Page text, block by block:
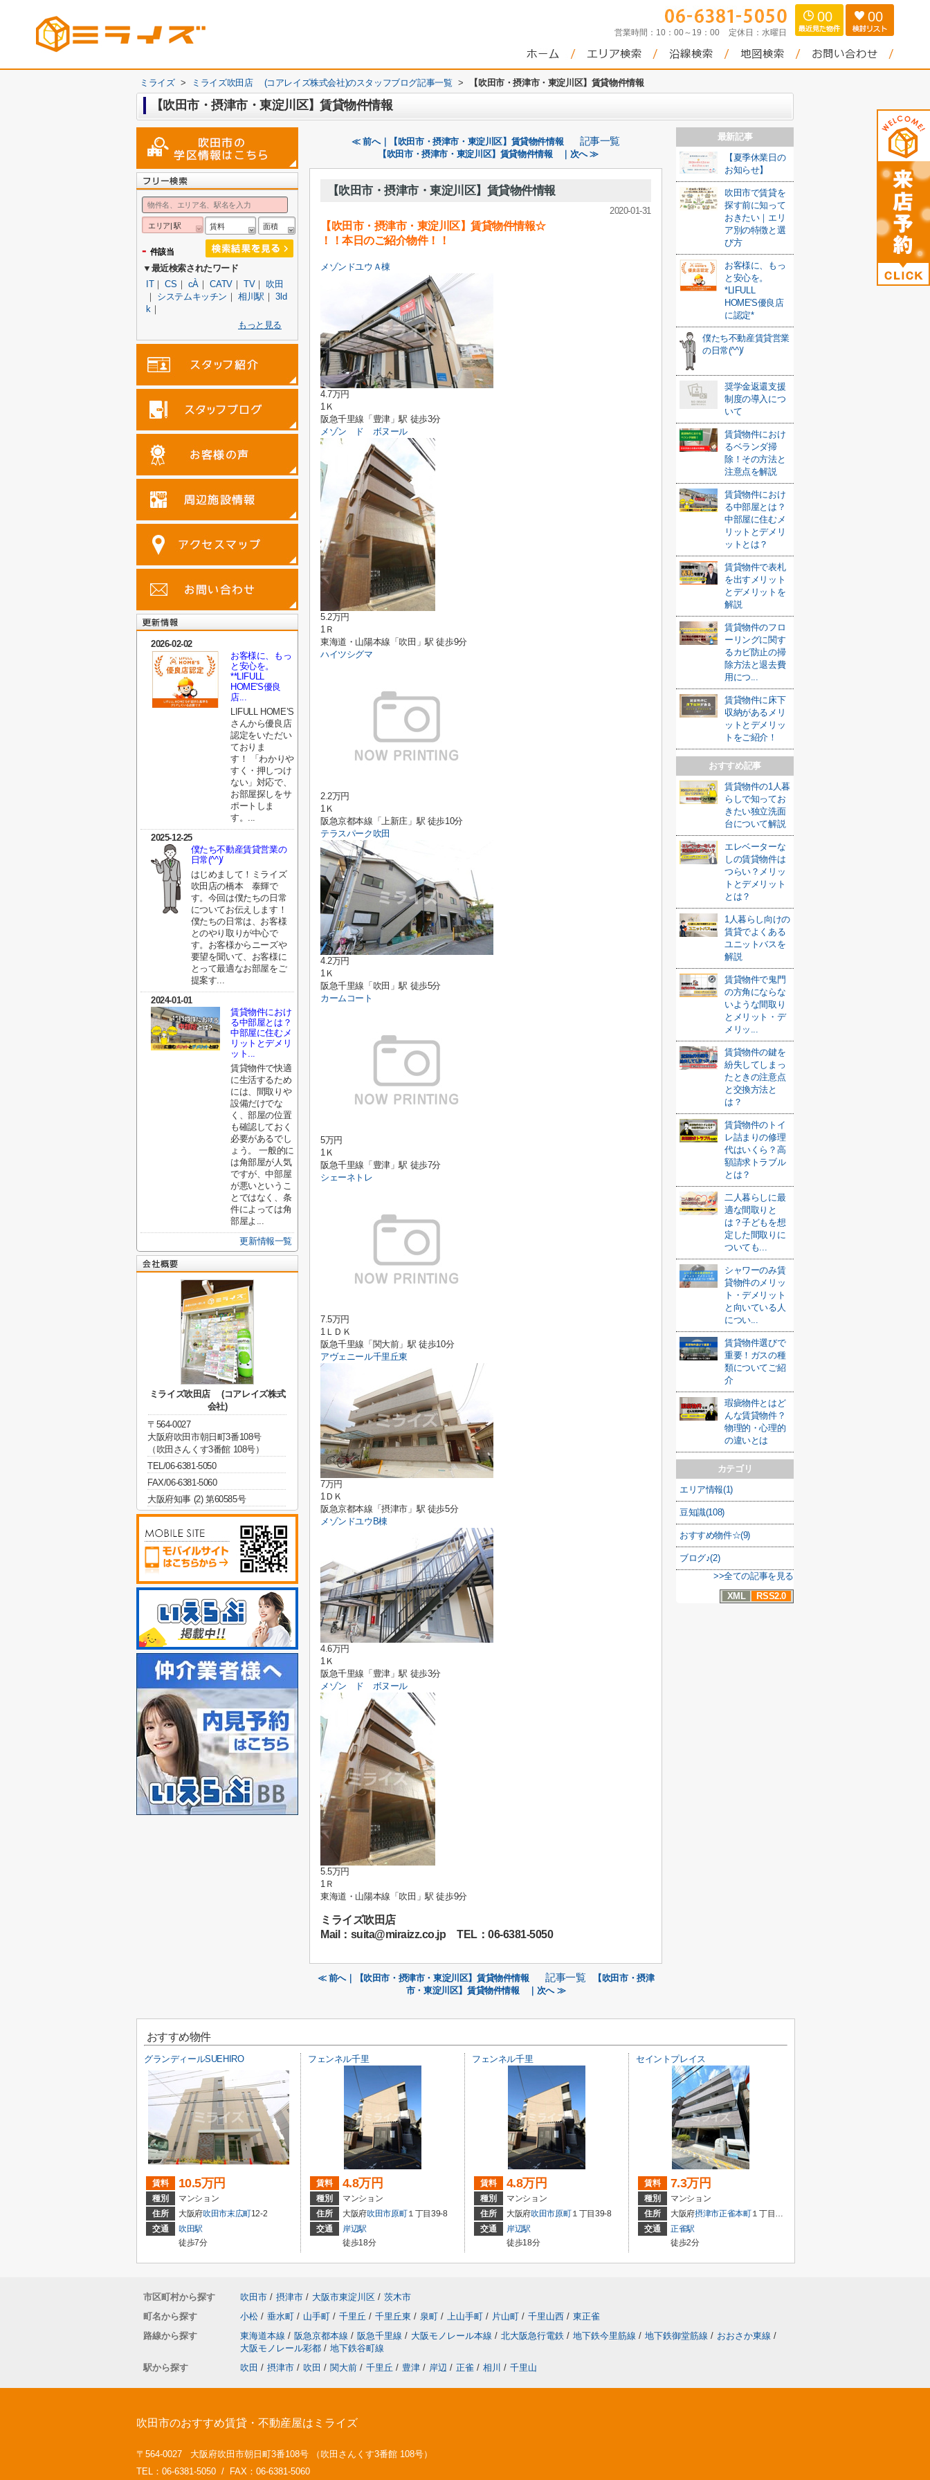
営業時間： 10：00～19：00 定休日： 水曜日
00 00
ミライズ > ミライズ吹田店 (コアレイズ株式会社)のスタッフブログ記事一覧 > 【吹田市・摂津市・東淀川区】賃貸物件情報
【吹田市・摂津市・東淀川区】賃貸物件情報
≪ 前へ｜【吹田市・摂津市・東淀川区】賃貸物件情報 記事一覧
【吹田市・摂津市・東淀川区】賃貸物件情報 ｜次へ ≫
【吹田市・摂津市・東淀川区】賃貸物件情報
2020-01-31
【吹田市・摂津市・東淀川区】賃貸物件情報☆
！！本日のご紹介物件！！
メゾンドユウＡ棟
4.7万円
1Ｋ
阪急千里線「豊津」駅 徒歩3分
メゾン ド ボヌール
5.2万円
1Ｒ
東海道・山陽本線「吹田」駅 徒歩9分
ハイツシグマ
2.2万円
1Ｋ
阪急京都本線「上新庄」駅 徒歩10分
テラスパーク吹田
4.2万円
1Ｋ
阪急千里線「吹田」駅 徒歩5分
カームコート
5万円
1Ｋ
阪急千里線「豊津」駅 徒歩7分
シェーネトレ
7.5万円
1ＬＤＫ
阪急千里線「関大前」駅 徒歩10分
アヴェニール千里丘東
7万円
1ＤＫ
阪急京都本線「摂津市」駅 徒歩5分
メゾンドユウB棟
4.6万円
1Ｋ
阪急千里線「豊津」駅 徒歩3分
メゾン ド ボヌール
5.5万円
1Ｒ
東海道・山陽本線「吹田」駅 徒歩9分
ミライズ吹田店
Mail：suita@miraizz.co.jp TEL：06-6381-5050
≪ 前へ｜【吹田市・摂津市・東淀川区】賃貸物件情報 記事一覧
【吹田市・摂津
市・東淀川区】賃貸物件情報 ｜次へ ≫
最新記事
【夏季休業日の
お知らせ】
吹田市で賃貸を
探す前に知って
おきたい｜エリ
ア別の特徴と選
び方
お客様に、もっ
と安心を。
*LIFULL
HOME'S優良店
に認定*
僕たち不動産賃貸営業
の日常(^^)/
奨学金返還支援
制度の導入につ
いて
賃貸物件におけ
るベランダ掃
除！その方法と
注意点を解説
賃貸物件におけ
る中部屋とは？
中部屋に住むメ
リットとデメリ
ットとは？
賃貸物件で表札
を出すメリット
とデメリットを
解説
賃貸物件のフロ
ーリングに関す
るカビ防止の掃
除方法と退去費
用につ...
賃貸物件に床下
収納があるメリ
ットとデメリッ
トをご紹介！
おすすめ記事
賃貸物件の1人暮
らしで知ってお
きたい独立洗面
台について解説
エレベーターな
しの賃貸物件は
つらい？メリッ
トとデメリット
とは？
1人暮らし向けの
賃貸でよくある
ユニットバスを
解説
賃貸物件で鬼門
の方角にならな
いような間取り
とメリット・デ
メリッ...
賃貸物件の鍵を
紛失してしまっ
たときの注意点
と交換方法と
は？
賃貸物件のトイ
レ詰まりの修理
代はいくら？高
額請求トラブル
とは？
二人暮らしに最
適な間取りと
は？子どもを想
定した間取りに
ついても...
シャワーのみ賃
貸物件のメリッ
ト・デメリット
と向いている人
につい...
賃貸物件選びで
重要！ガスの種
類についてご紹
介
瑕疵物件とはど
んな賃貸物件？
物理的・心理的
の違いとは
カテゴリ
エリア情報(1)
豆知識(108)
おすすめ物件☆(9)
ブログ♪(2)
>>全ての記事を見る
XML
RSS2.0
エリア| 駅 賃料 面積
- 件該当
▼最近検索されたワード
IT｜CS ｜ cÀ ｜CATV｜ TV｜ 吹田
｜ システムキッチン ｜相川駅 ｜3ld
k｜
もっと見る
2026-02-02
お客様に、もっ
と安心を。
**LIFULL
HOME'S優良
店...
LIFULL HOME’S
さんから優良店
認定をいただい
ておりま
す！ 「わかりや
すく・押しつけ
ない」対応で、
お部屋探しをサ
ポートしま
す。...
2025-12-25
僕たち不動産賃貸営業の
日常(^^)/
はじめまして！ミライズ
吹田店の橋本 泰輝で
す。今回は僕たちの日常
についてお伝えします！
僕たちの日常は、お客様
とのやり取りが中心で
す。お客様からニーズや
要望を聞いて、お客様に
とって最適なお部屋をご
提案す...
2024-01-01
賃貸物件におけ
る中部屋とは？
中部屋に住むメ
リットとデメリ
ット...
賃貸物件で快適
に生活するため
には、間取りや
設備だけでな
く、部屋の位置
も確認しておく
必要があるでし
ょう。 一般的に
は角部屋が人気
ですが、中部屋
が悪いというこ
とではなく、条
件によっては角
部屋よ...
更新情報一覧
ミライズ吹田店 (コアレイズ株式
会社)
〒564-0027
大阪府吹田市朝日町3番108号
（吹田さんくす3番館 108号）
TEL/06-6381-5050
FAX/06-6381-5060
大阪府知事 (2) 第60585号
おすすめ物件
グランディールSUEHIRO
賃料 10.5万円
種別
マンション
住所
大阪府吹田市末広町12-2
交通
吹田駅
徒歩7分
フェンネル千里
賃料 4.8万円
種別
マンション
住所
大阪府吹田市原町１丁目39-8
交通
岸辺駅
徒歩18分
フェンネル千里
賃料 4.8万円
種別
マンション
住所
大阪府吹田市原町１丁目39-8
交通
岸辺駅
徒歩18分
セイントプレイス
賃料 7.3万円
種別
マンション
住所
大阪府摂津市正雀本町１丁目25-4
交通
正雀駅
徒歩2分
市区町村から探す 吹田市 / 摂津市 / 大阪市東淀川区 / 茨木市
町名から探す
小松 / 垂水町 / 山手町 / 千里丘 / 千里丘東 / 泉町 / 上山手町 / 片山町 / 千里山西 / 東正雀
路線から探す
東海道本線 / 阪急京都本線 / 阪急千里線 / 大阪モノレール本線 / 北大阪急行電鉄 / 地下鉄今里筋線 / 地下鉄御堂筋線 / おおさか東線 /
大阪モノレール彩都 / 地下鉄谷町線
駅から探す
吹田 / 摂津市 / 吹田 / 関大前 / 千里丘 / 豊津 / 岸辺 / 正雀 / 相川 / 千里山
吹田市のおすすめ賃貸・不動産屋はミライズ
〒564-0027 大阪府吹田市朝日町3番108号 （吹田さんくす3番館 108号）
TEL：06-6381-5050 / FAX：06-6381-5060